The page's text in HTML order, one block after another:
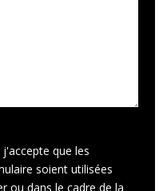
que les
soient utilisées
ou dans le cadre de la